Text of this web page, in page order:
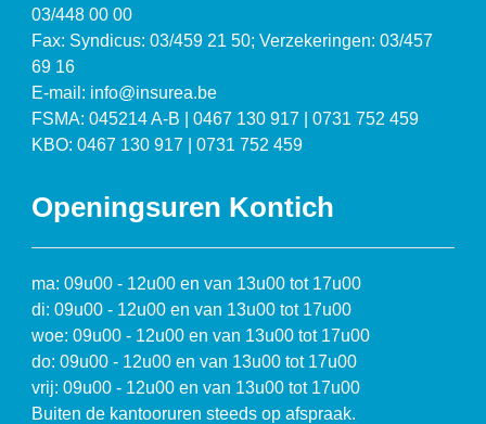
03/448 00 00
Fax: Syndicus: 03/459 21 50; Verzekeringen: 03/457
69 16
E-mail: info@insurea.be
FSMA: 045214 A-B | 0467 130 917 | 0731 752 459
KBO: 0467 130 917 | 0731 752 459
Openingsuren Kontich
ma: 09u00 - 12u00 en van 13u00 tot 17u00
di: 09u00 - 12u00 en van 13u00 tot 17u00
woe: 09u00 - 12u00 en van 13u00 tot 17u00
do: 09u00 - 12u00 en van 13u00 tot 17u00
vrij: 09u00 - 12u00 en van 13u00 tot 17u00
Buiten de kantooruren steeds op afspraak.